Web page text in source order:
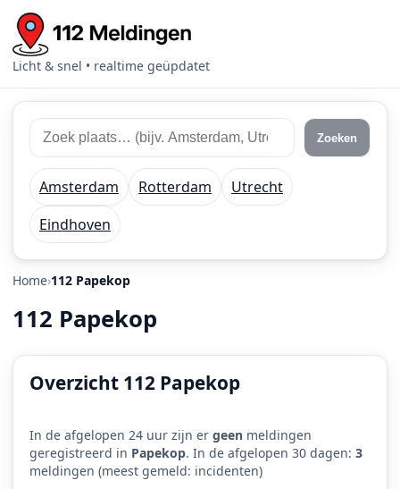
Licht & snel • realtime geüpdatet
Zoek
112
meldingen
Zoek
plaats
of
regio
Zoeken
Amsterdam Rotterdam
Utrecht
Eindhoven
Home 112 Papekop
112 Papekop
Overzicht 112 Papekop
In de afgelopen 24 uur zijn er geen meldingen
geregistreerd in Papekop. In de afgelopen 30 dagen: 3
meldingen (meest gemeld: incidenten)